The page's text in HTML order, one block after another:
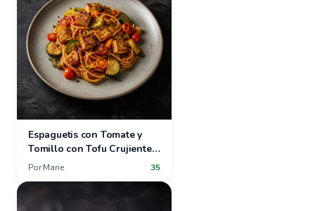
Espaguetis con Tomate y
Tomillo con Tofu Crujiente y
Verduras de Verano
Por Marie 35